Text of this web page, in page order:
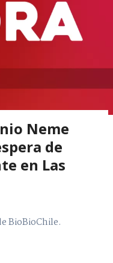
Neme
de
en Las
BioBioChile.